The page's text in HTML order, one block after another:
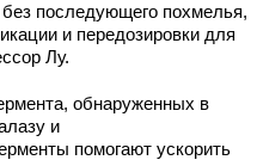
последующего похмелья,
и передозировки для
Лу.
обнаруженных в
и
помогают ускорить